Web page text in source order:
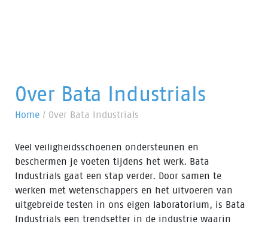
Over Bata Industrials
Home / Over Bata Industrials
Veel veiligheidsschoenen ondersteunen en
beschermen je voeten tijdens het werk. Bata
Industrials gaat een stap verder. Door samen te
werken met wetenschappers en het uitvoeren van
uitgebreide testen in ons eigen laboratorium, is Bata
Industrials een trendsetter in de industrie waarin